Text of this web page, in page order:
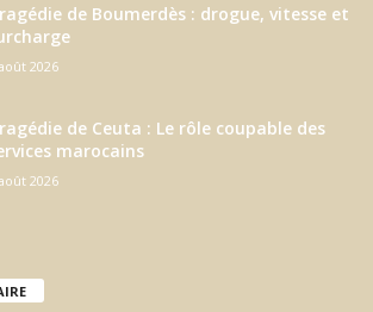
de Boumerdès : drogue, vitesse et
2026
de Ceuta : Le rôle coupable des
marocains
2026